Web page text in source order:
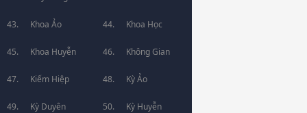
Khoa Ảo Khoa Học
Khoa Huyễn Không Gian
Kiếm Hiệp Kỳ Ảo
Kỳ Duyên Kỳ Huyễn